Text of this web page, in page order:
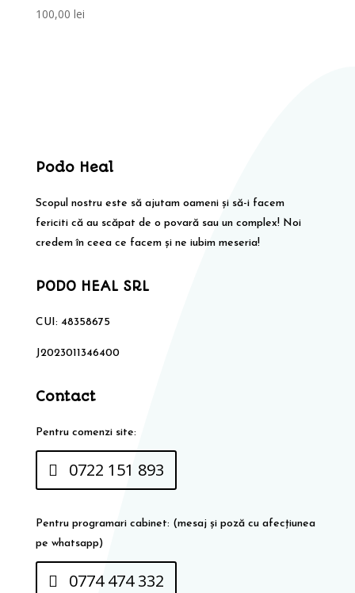
100,00 lei
Podo Heal
Scopul nostru este să ajutam oameni și să-i facem
fericiti că au scăpat de o povară sau un complex! Noi
credem în ceea ce facem și ne iubim meseria!
PODO HEAL SRL
CUI: 48358675
J2023011346400
Contact
Pentru comenzi site:
0722 151 893
Pentru programari cabinet: (mesaj și poză cu afecțiunea
pe whatsapp)
0774 474 332